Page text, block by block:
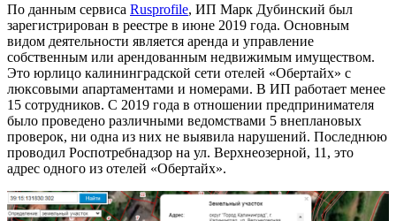
По данным сервиса Rusprofile, ИП Марк Дубинский был
зарегистрирован в реестре в июне 2019 года. Основным
видом деятельности является аренда и управление
собственным или арендованным недвижимым имуществом.
Это юрлицо калининградской сети отелей «Обертайх» с
люксовыми апартаментами и номерами. В ИП работает менее
15 сотрудников. С 2019 года в отношении предпринимателя
было проведено различными ведомствами 5 внеплановых
проверок, ни одна из них не выявила нарушений. Последнюю
проводил Роспотребнадзор на ул. Верхнеозерной, 11, это
адрес одного из отелей «Обертайх».